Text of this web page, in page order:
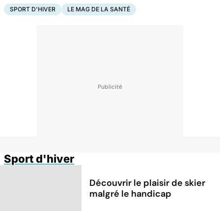
SPORT D'HIVER LE MAG DE LA SANTÉ
Sport d'hiver
Découvrir le plaisir de skier
malgré le handicap